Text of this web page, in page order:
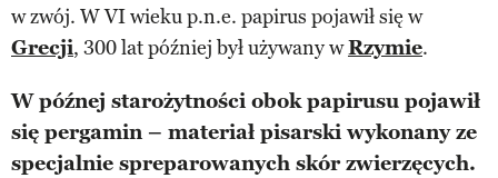
w zwój. W VI wieku p.n.e. papirus pojawił się w
Grecji, 300 lat później był używany wRzymie.
W późnej starożytności obok papirusu pojawił
się pergamin – materiał pisarski wykonany ze
specjalnie spreparowanych skór zwierzęcych.